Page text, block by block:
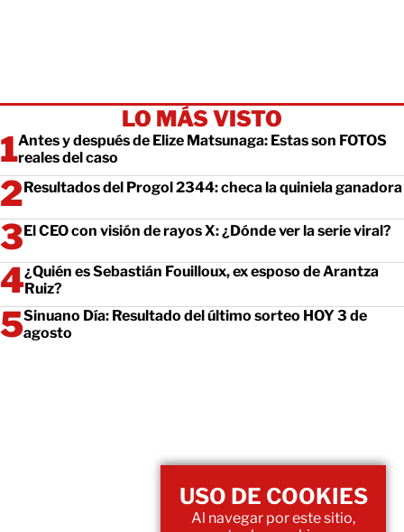
LO MÁS VISTO
Antes y después de Elize Matsunaga: Estas son FOTOS
reales del caso
Resultados del Progol 2344: checa la quiniela ganadora
El CEO con visión de rayos X: ¿Dónde ver la serie viral?
¿Quién es Sebastián Fouilloux, ex esposo de Arantza
Ruiz?
Sinuano Día: Resultado del último sorteo HOY 3 de
agosto
USO DE COOKIES
Al navegar por este sitio,